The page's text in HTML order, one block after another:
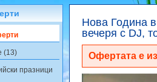
Нова Година
вечеря с DJ,
Офертата е
(13)
празници